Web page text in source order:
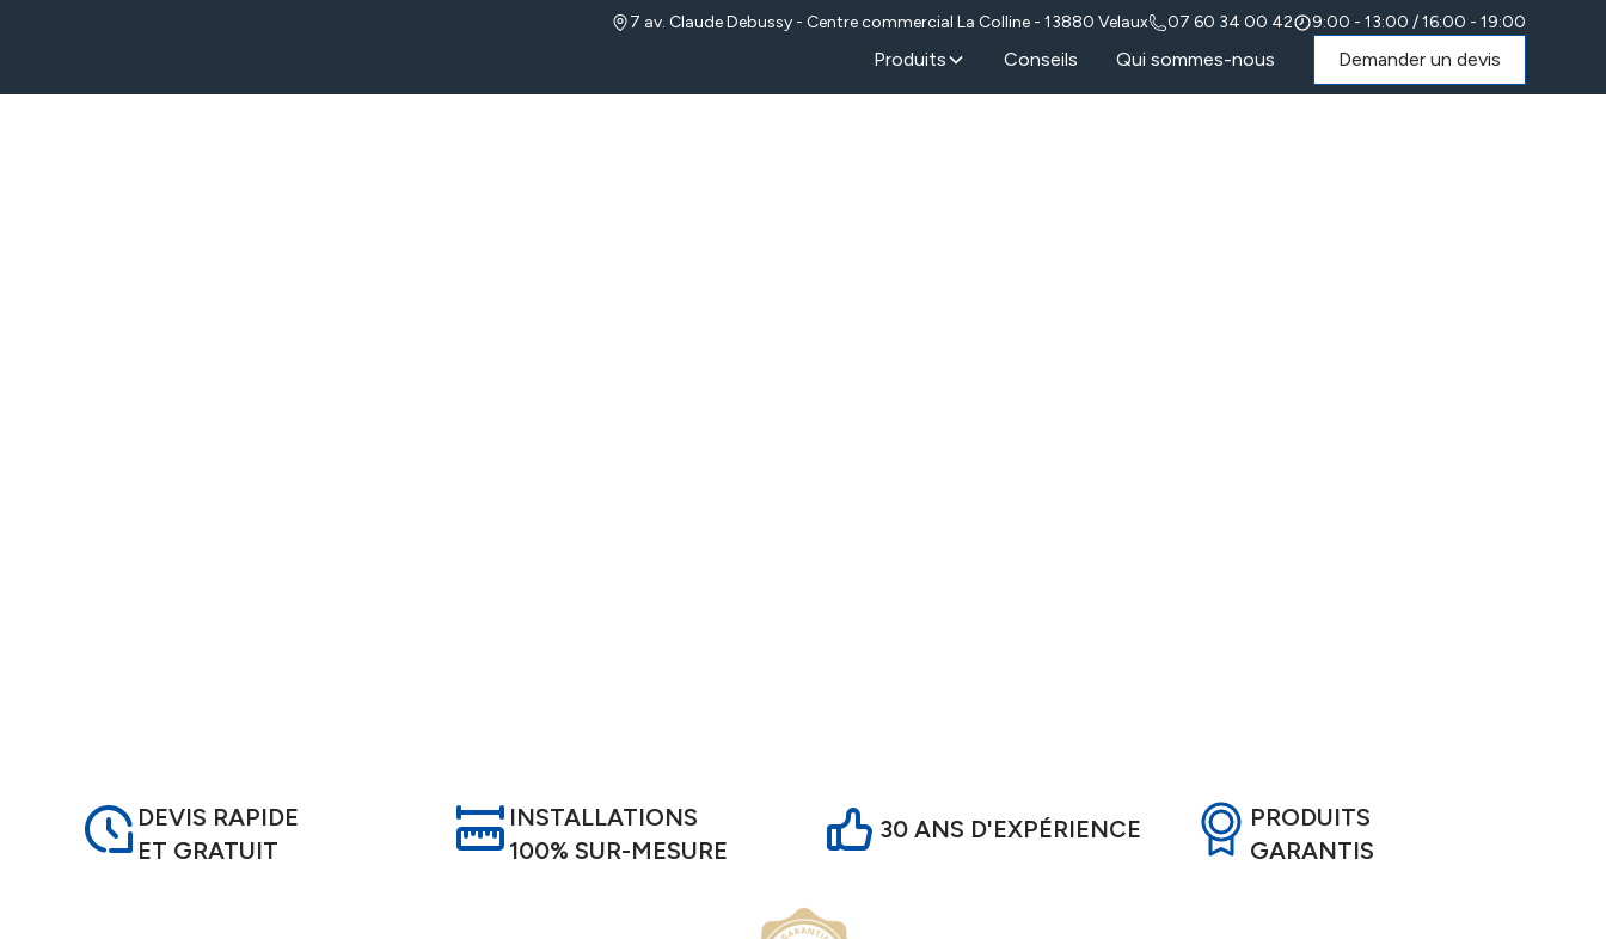
7 av. Claude Debussy - Centre commercial La Colline - 13880 Velaux 07 60 34 00 42 9:00 - 13:00 / 16:00 - 19:00
Produits Conseils Qui sommes-nous Demander un devis
DEVIS RAPIDE
ET GRATUIT
INSTALLATIONS
100% SUR-MESURE
30 ANS D'EXPÉRIENCE
PRODUITS
GARANTIS